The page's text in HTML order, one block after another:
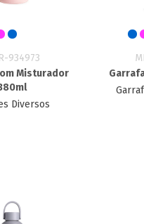
934973
Misturador
Diversos